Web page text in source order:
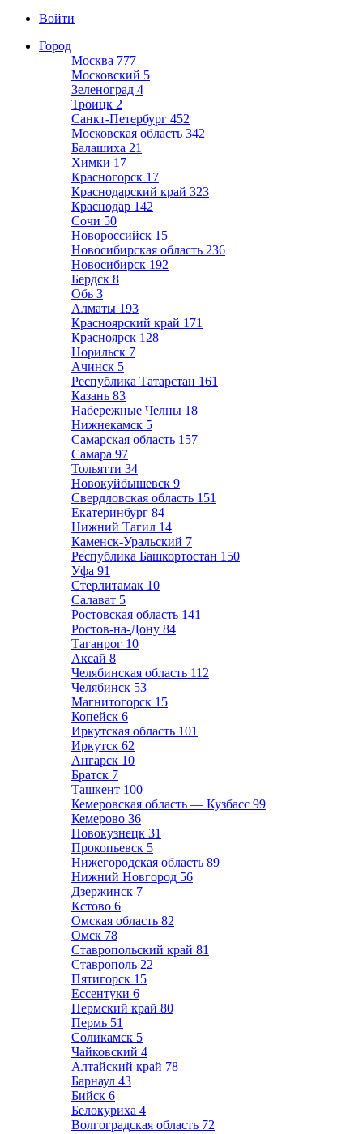
Войти
Город
Москва 777
Московский 5
Зеленоград 4
Троицк 2
Санкт-Петербург 452
Московская область 342
Балашиха 21
Химки 17
Красногорск 17
Краснодарский край 323
Краснодар 142
Сочи 50
Новороссийск 15
Новосибирская область 236
Новосибирск 192
Бердск 8
Обь 3
Алматы 193
Красноярский край 171
Красноярск 128
Норильск 7
Ачинск 5
Республика Татарстан 161
Казань 83
Набережные Челны 18
Нижнекамск 5
Самарская область 157
Самара 97
Тольятти 34
Новокуйбышевск 9
Свердловская область 151
Екатеринбург 84
Нижний Тагил 14
Каменск-Уральский 7
Республика Башкортостан 150
Уфа 91
Стерлитамак 10
Салават 5
Ростовская область 141
Ростов-на-Дону 84
Таганрог 10
Аксай 8
Челябинская область 112
Челябинск 53
Магнитогорск 15
Копейск 6
Иркутская область 101
Иркутск 62
Ангарск 10
Братск 7
Ташкент 100
Кемеровская область — Кузбасс 99
Кемерово 36
Новокузнецк 31
Прокопьевск 5
Нижегородская область 89
Нижний Новгород 56
Дзержинск 7
Кстово 6
Омская область 82
Омск 78
Ставропольский край 81
Ставрополь 22
Пятигорск 15
Ессентуки 6
Пермский край 80
Пермь 51
Соликамск 5
Чайковский 4
Алтайский край 78
Барнаул 43
Бийск 6
Белокуриха 4
Волгоградская область 72